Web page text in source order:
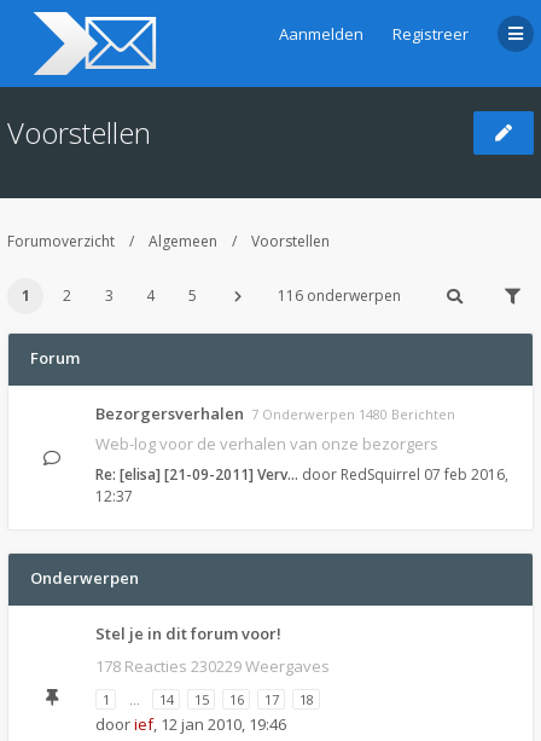
Aanmelden Registreer
Voorstellen
Forumoverzicht Algemeen Voorstellen
1 2 3 4 5 116 onderwerpen
Forum
Bezorgersverhalen 7 Onderwerpen 1480 Berichten
Web-log voor de verhalen van onze bezorgers
Re: [elisa] [21-09-2011] Verv… door RedSquirrel 07 feb 2016,
12:37
Onderwerpen
Stel je in dit forum voor!
178 Reacties 230229 Weergaves
1 … 14 15 16 17 18
doorief, 12 jan 2010, 19:46